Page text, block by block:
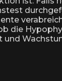
die
und